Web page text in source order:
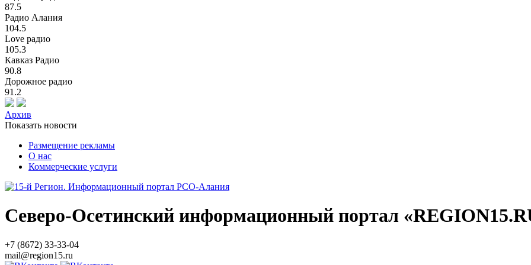
87.5
Радио Алания
104.5
Love радио
105.3
Кавказ Радио
90.8
Дорожное радио
91.2
Архив
Показать новости
Размещение рекламы
О нас
Коммерческие услуги
Северо-Осетинский информационный портал
+7 (8672) 33-33-04
mail@region15.ru